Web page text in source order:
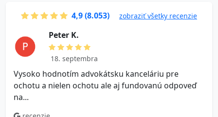
4,9 (8.053) zobraziť všetky recenzie
P e t e r K.
18. septembra
Vysoko hodnotím advokátsku kanceláriu pre
ochotu a nielen ochotu ale aj fundovanú odpoveď
na...